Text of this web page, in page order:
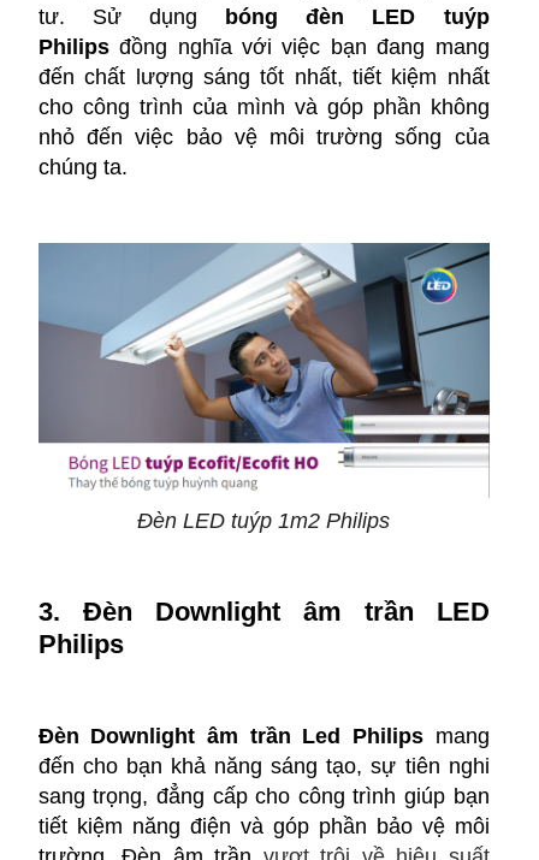
tư. Sử dụng bóng đèn LED tuýp
Philipsđồng nghĩa với việc bạn đang mang
đến chất lượng sáng tốt nhất, tiết kiệm nhất
cho công trình của mình và góp phần không
nhỏ đến việc bảo vệ môi trường sống của
chúng ta.
Đèn LED tuýp 1m2 Philips
3. Đèn Downlight âm trần LED
Philips
Đèn Downlight âm trần Led Philipsmang
đến cho bạn khả năng sáng tạo, sự tiên nghi
sang trọng, đẳng cấp cho công trình giúp bạn
tiết kiệm năng điện và góp phần bảo vệ môi